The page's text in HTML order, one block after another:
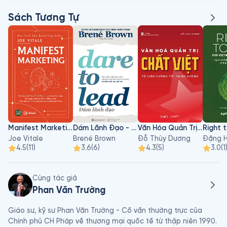
Sách Tương Tự
Manifest Marketing
Joe Vitale
4.5(11)
Dám Lãnh Đạo - Dare To Lead
Brené Brown
3.6(6)
Văn Hóa Quản Trị Chất Việt
Đỗ Thùy Dương
4.3(5)
Đặng
3.0(1)
Cùng tác giả
Phan Văn Trường
Giáo sư, kỹ sư Phan Văn Trường - Cố vấn thường trực của
Chính phủ CH Pháp về thương mại quốc tế từ thập niên 1990.